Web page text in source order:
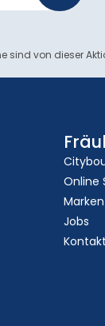
sind von dieser
Online
Marken
Jobs
Kontakt